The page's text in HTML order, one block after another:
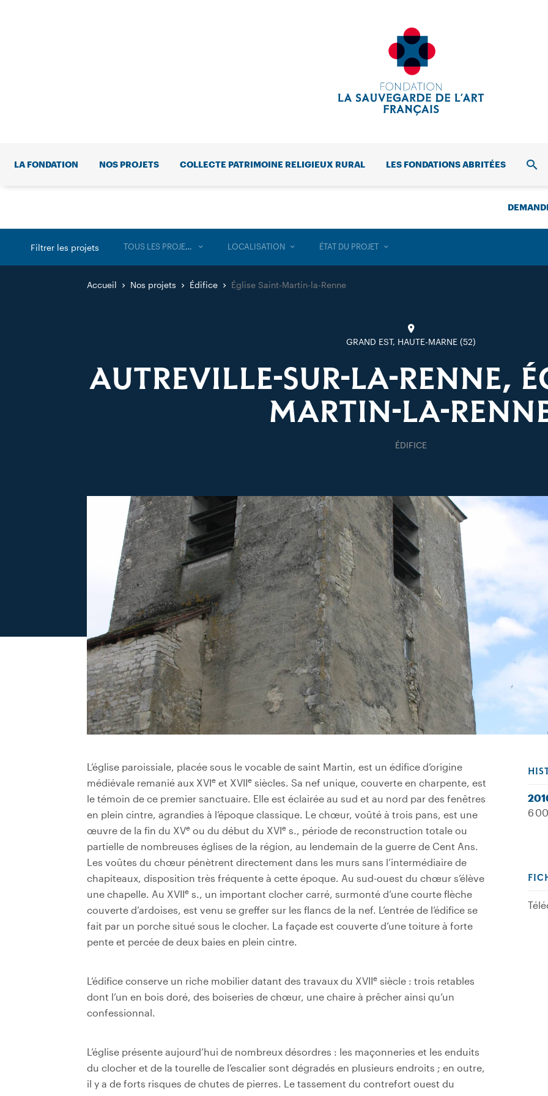
LA FONDATION NOS PROJETS COLLECTE PATRIMOINE RELIGIEUX RURAL LES FONDATIONS ABRITÉES
Filtrer les projets TOUS LES PROJETS LOCALISATION ÉTAT DU PROJET
Accueil Nos projets Édifice Église Saint-Martin-la-Renne
GRAND EST, HAUTE-MARNE (52)
AUTREVILLE-SUR-LA-RENNE,
MARTIN-LA-
ÉDIFICE
L’église paroissiale, placée sous le vocable de saint Martin, est un édifice d’origine
médiévale remanié aux XVIe et XVIIe siècles. Sa nef unique, couverte en charpente, est
le témoin de ce premier sanctuaire. Elle est éclairée au sud et au nord par des fenêtres
en plein cintre, agrandies à l’époque classique. Le chœur, voûté à trois pans, est une
œuvre de la fin du XVe ou du début du XVIe s., période de reconstruction totale ou
partielle de nombreuses églises de la région, au lendemain de la guerre de Cent Ans.
Les voûtes du chœur pénètrent directement dans les murs sans l’intermédiaire de
chapiteaux, disposition très fréquente à cette époque. Au sud-ouest du chœur s’élève
une chapelle. Au XVIIe s., un important clocher carré, surmonté d’une courte flèche
couverte d’ardoises, est venu se greffer sur les flancs de la nef. L’entrée de l’édifice se
fait par un porche situé sous le clocher. La façade est couverte d’une toiture à forte
pente et percée de deux baies en plein cintre.
L’édifice conserve un riche mobilier datant des travaux du XVIIe siècle : trois retables
dont l’un en bois doré, des boiseries de chœur, une chaire à prêcher ainsi qu’un
confessionnal.
L’église présente aujourd’hui de nombreux désordres : les maçonneries et les enduits
du clocher et de la tourelle de l’escalier sont dégradés en plusieurs endroits ; en outre,
il y a de forts risques de chutes de pierres. Le tassement du contrefort ouest du
6